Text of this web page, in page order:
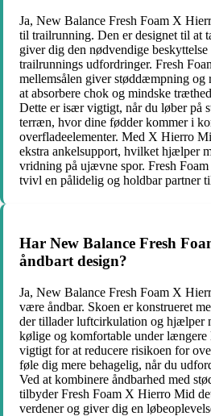
Ja, New Balance Fresh Foam X
til trailrunning. Den er designet til at
giver dig den nødvendige
trailrunnings udfordringer. Fresh
mellemsålen giver støddæmpning og
at absorbere chok og mindske
Dette er især vigtigt, når du løber på
terræn, hvor dine fødder kommer i
overfladeelementer. Med X Hierro
ekstra ankelsupport, hvilket hjælper
vridning på ujævne spor. Fresh
tvivl en pålidelig og holdbar partner
Har New Balance Fresh
åndbart design?
Ja, New Balance Fresh Foam X
være åndbar. Skoen er konstrueret
der tillader luftcirkulation og hjælper
kølige og komfortable under
vigtigt for at reducere risikoen for
føle dig mere behagelig, når du
Ved at kombinere åndbarhed med
tilbyder Fresh Foam X Hierro Mid
verdener og giver dig en